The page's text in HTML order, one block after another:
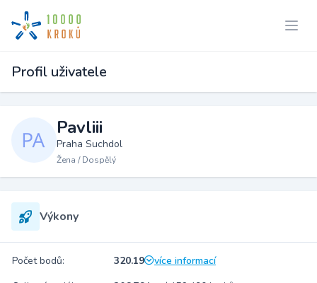
Profil uživatele
Pavliii
Praha Suchdol
Žena / Dospělý
Výkony
Počet bodů: 320.19
více informací